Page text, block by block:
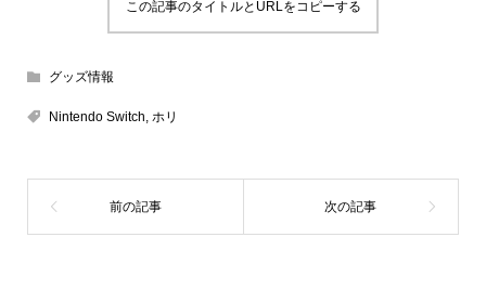
この記事のタイトルとURLをコピーする
グッズ情報
Nintendo Switch, ホリ